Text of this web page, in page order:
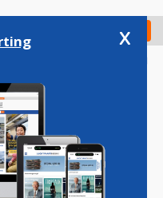
Check in
Vacatures
x